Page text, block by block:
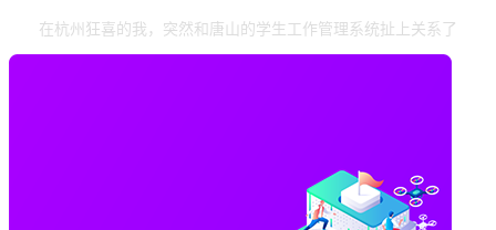
在杭州狂喜的我，突然和唐山的学生工作管理系统扯上关系了